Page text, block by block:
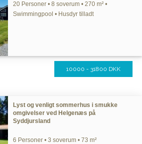
20 Personer • 8 soverum • 270 m² •
Swimmingpool • Husdyr tilladt
10000 - 31800 DKK
Lyst og venligt sommerhus i smukke
omgivelser ved Helgenæs på
Syddjursland
6 Personer • 3 soverum • 73 m²